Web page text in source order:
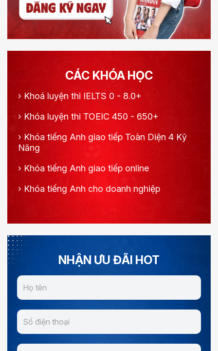
CÁC KHÓA HỌC
› Khoá luyện thi IELTS 0 - 8.0+
› Khóa luyện thi TOEIC 450 - 650+
› Khóa tiếng Anh giao tiếp Toàn Diện 4 Kỹ
Năng
› Khóa tiếng Anh giao tiếp online
› Khóa tiếng Anh cho doanh nghiệp
NHẬN ƯU ĐÃI HOT